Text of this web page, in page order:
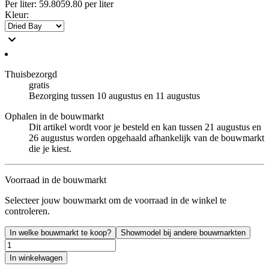
Per liter: 59.8059.80 per liter
Kleur:
Thuisbezorgd
gratis
Bezorging tussen 10 augustus en 11 augustus
Ophalen in de bouwmarkt
Dit artikel wordt voor je besteld en kan tussen 21 augustus en
26 augustus worden opgehaald afhankelijk van de bouwmarkt
die je kiest.
Voorraad in de bouwmarkt
Selecteer jouw bouwmarkt om de voorraad in de winkel te
controleren.
In welke bouwmarkt te koop? Showmodel bij andere bouwmarkten
In winkelwagen